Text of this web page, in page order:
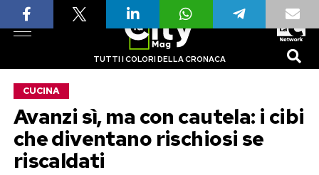
TUTTI I COLORI DELLA CRONACA
CUCINA
Avanzi sì, ma con cautela: i cibi
che diventano rischiosi se
riscaldati